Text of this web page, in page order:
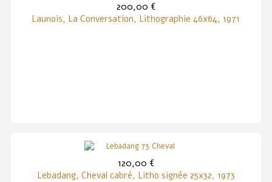
200,00 €
Launois, La Conversation, Lithographie 46x64, 1971
120,00 €
Lebadang, Cheval cabré, Litho signée 25x32, 1973